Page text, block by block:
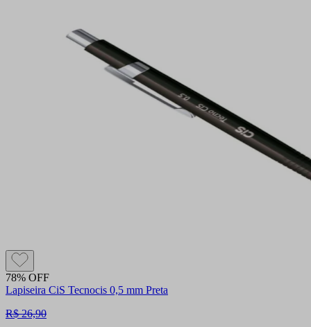
78% OFF
Lapiseira CiS Tecnocis 0,5 mm Preta
R$ 26,90